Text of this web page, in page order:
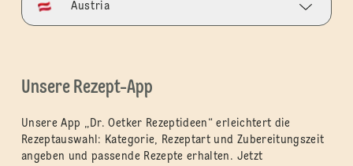
Austria
Unsere Rezept-App
Unsere App „Dr. Oetker Rezeptideen“ erleichtert die
Rezeptauswahl: Kategorie, Rezeptart und Zubereitungszeit
angeben und passende Rezepte erhalten. Jetzt